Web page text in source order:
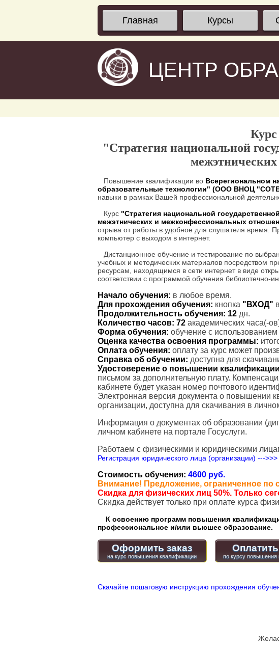
Главная Курсы
ЦЕНТР
"Стратегия национальной
Повышение квалификации во Всерегиональном
образовательные технологии" (ООО ВНОЦ
навыки в рамках Вашей профессиональной
Курс "Стратегия национальной
межэтнических и межконфессиональных
отрыва от работы в удобное для слушателя время.
компьютер с выходом в интернет.
Дистанционное обучение и тестирование по
учебных и методических материалов посредством
ресурсам, находящимся в сети интернет в виде
соответствии с программой обучения библиотечно-
Начало обучения: в любое время.
Для прохождения обучения: кнопка "ВХОД"
Продолжительность обучения: 12 дн.
Количество часов: 72 академических часа(-
Форма обучения: обучение с
Оценка качества освоения программы:
Оплата обучения: оплату за курс может
Справка об обучении: доступна для
Удостоверение о повышении
письмом за дополнительную плату.
кабинете будет указан номер почтового
Электронная версия документа о повышении
организации, доступна для скачивания в
Информация о документах об образовании
личном кабинете на портале Госуслуги.
Работаем с физическими и юридическими
Регистрация юридического лица (организации) --->>>
Стоимость обучения: 4600 руб.
Внимание! Предложение, ограниченное по
Скидка для физических лиц 50%. Только
Cкидка действует только при оплате курса
К освоению программ повышения
профессиональное и/или высшее образование.
Оформить заказ Оплатить
Скачайте пошаговую инструкцию прохождения